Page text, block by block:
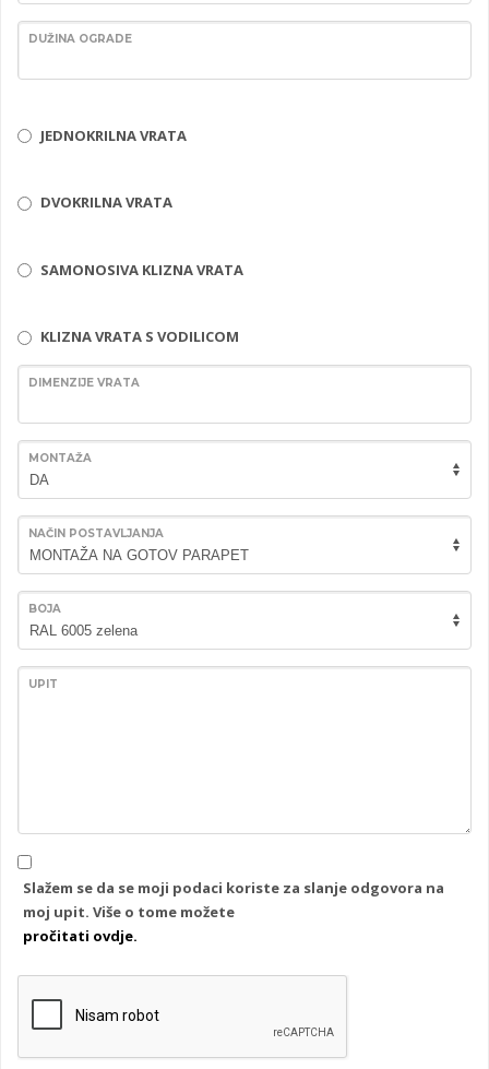
DUŽINA OGRADE
JEDNOKRILNA VRATA
DVOKRILNA VRATA
SAMONOSIVA KLIZNA VRATA
KLIZNA VRATA S VODILICOM
DIMENZIJE VRATA
MONTAŽA
NAČIN POSTAVLJANJA
BOJA
UPIT
Slažem se da se moji podaci koriste za slanje odgovora na
moj upit. Više o tome možete
pročitati ovdje.